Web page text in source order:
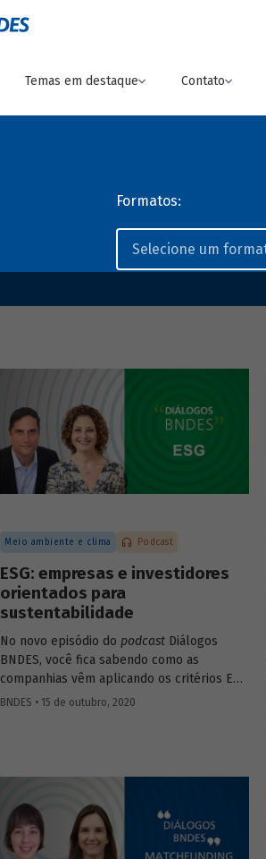
Temas em destaque Contato
Formatos:
Meio ambiente e clima Podcast
ESG: empresas e investidores
orientados para
sustentabilidade
No novo episódio do podcast Diálogos
BNDES, você fica sabendo como as
companhias vêm aplicando os critérios ESG
– do inglês environmental, social and
Leite (superintendente do BNDES).
BNDES • 15 de outubro, 2020